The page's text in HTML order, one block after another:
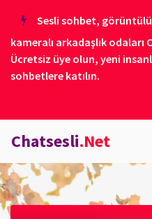
Sesli sohbet,
kameralı arkadaşlık odaları
Ücretsiz üye olun, yeni
sohbetlere katılın.
Chatsesli.Net